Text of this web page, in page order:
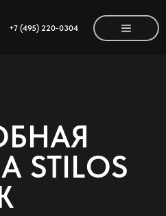
+7 (495) 220-0304
STILOS